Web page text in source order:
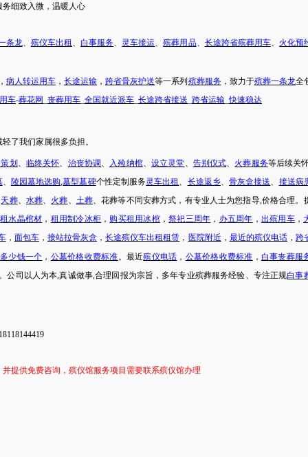
务细致入微，温暖人心
条龙、 殡仪车出租 、白事服务 灵车接运 、殡葬用品、 长途跨省殡葬用车、 火化预
病人转运用车， 长途运输 ，跨省骨灰护送等一系列殡葬服务，致力于殡葬一条龙全
车-葬花网 丧葬用车 全国就近派车 长途跨省接送 跨省运输 _快速稳达
了我们家属很多负担。
划 临终关怀 治丧协调 入殓纳棺、 设立灵堂 告别仪式 火葬服务等后续关
、 陵园墓地选购 ,墓型墓碑个性定制服务灵车出租 长途返乡、骨灰盒接送
接送病
天葬、 水葬 火葬 土葬 、花葬等不同安葬方式，有专业人士为您指导,价格合理。
租水晶棺材 ， 租用制冷冰柜 ， 购买租用冰棺，祭祀三周年 ， 办五周年 ， 出殡用车，
， 面包车， 接站拉骨灰盒 ，长途殡仪车出租租赁 ， 医院附近 ， 最近的殡仪电话， 跨
少钱一个 ， 公墓价格收费标准 。最近殡仪电话 ， 公墓价格收费标准 ， 白事丧葬服
公司以人为本 ,真诚做事,合理回报为宗旨，多年专业殡葬服务经验、专注正规白事
提供免费咨询，殡仪馆服务项目需要联系殡仪馆办理